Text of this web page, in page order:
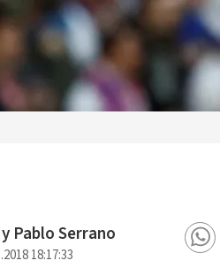
Pablo Serrano
18:17:33